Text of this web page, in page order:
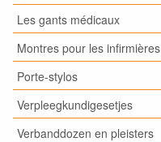
Les gants médicaux
Montres pour les infirmières
Porte-stylos
Verpleegkundigesetjes
Verbanddozen en pleisters